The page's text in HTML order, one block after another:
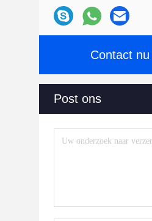
Contact nu
Post ons